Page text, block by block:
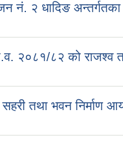
नं. २ धादिङ
२०८१/८२ को राजश्व
तथा भवन निर्माण